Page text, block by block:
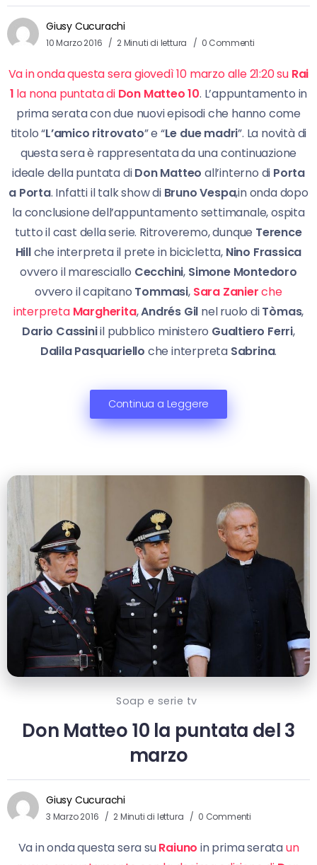
Giusy Cucurachi
10 Marzo 2016 2 Minuti di lettura 0 Commenti
Va in onda questa sera giovedì 10 marzo alle 21:20 su Rai
1 la nona puntata di Don Matteo 10. L’appuntamento in
prima serata con due nuovi episodi che hanno come
titolo “L’amico ritrovato” e “Le due madri”. La novità di
questa sera è rappresentata da una continuazione
ideale della puntata diDon Matteo all’interno di Porta
a Porta. Infatti il talk show di Bruno Vespa,in onda dopo
la conclusione dell’appuntamento settimanale, ospita
tutto il cast della serie. Ritroveremo, dunque Terence
Hillche interpreta il prete in bicicletta, Nino Frassica
ovvero il maresciallo Cecchini, Simone Montedoro
ovvero il capitano Tommasi, Sara Zanierche
interpreta Margherita,Andrés Gil nel ruolo diTòmas,
Dario Cassiniil pubblico ministero Gualtiero Ferri,
Dalila Pasquariello che interpreta Sabrina.
Continua a Leggere
Soap e serie tv
Don Matteo 10 la puntata del 3
marzo
Giusy Cucurachi
3 Marzo 2016 2 Minuti di lettura 0 Commenti
Va in onda questa sera suRaiuno in prima serataun